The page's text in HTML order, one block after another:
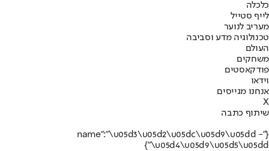
כלכלה
לייף סטייל
מעריב לנוער
טכנולוגיה מדע וסביבה
העולם
משחקים
פודקאסטים
וידאו
אנחנו מגייסים
X
שיתוף כתבה
{"name":"\u05d3\u05d2\u05dc\u05d9\u05dd -
\u05d4\u05d9\u05d5\u05dd"}